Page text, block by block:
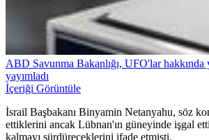
ABD Savunma Bakanlığı, UFO'lar hakkında
yayımladı
İçeriği Görüntüle
İsrail Başbakanı Binyamin Netanyahu, söz
ettiklerini ancak Lübnan'ın güneyinde işgal
kalmayı sürdüreceklerini ifade etmişti.